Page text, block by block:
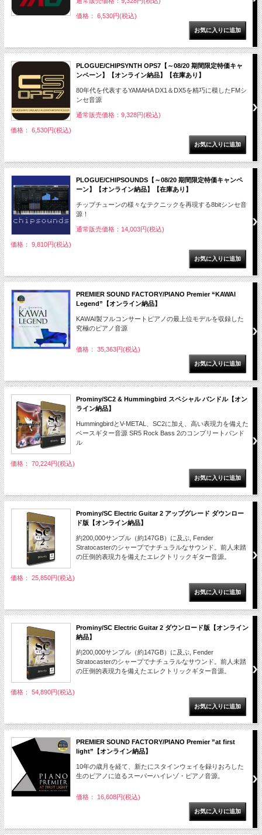
価格： 6,530円(税込)
PLOGUE/CHIPSYNTH OPS7【～08/20 期間限定特価キャ
ンペーン】【オンライン納品】【在庫あり】
80年代を代表するYAMAHA DX1＆DX5を精巧に模したFMシ
ンセ音源
通常販売価格：9,328円(税込)
価格： 6,530円(税込)
PLOGUE/CHIPSOUNDS【～08/20 期間限定特価キャンペ
ーン】【オンライン納品】【在庫あり】
チップチューンの様々なテクニックを再現する8bitシンセ音
源！
通常販売価格：14,003円(税込)
価格： 9,810円(税込)
PREMIER SOUND FACTORY/PIANO Premier “KAWAI
Legend”【オンライン納品】
KAWAI製フルコンサートピアノの最上位モデルを収録した
究極のピアノ音源
価格： 35,363円(税込)
Prominy/SC2 & Hummingbird スペシャル バンドル【オン
ライン納品】
HummingbirdとV-METAL、SC2に加え、高い表現力を備えた
ベースギター音源 SR5 Rock Bass 2のコンプリートバンド
ル
価格： 70,224円(税込)
Prominy/SC Electric Guitar 2 アップグレード ダウンロー
ド版【オンライン納品】
約200,000サンプル（約147GB）に及ぶ, Fender
Stratocasterのシャープでナチュラルなサウンド。前人未踏
の圧倒的表現力を備えたエレクトリックギター音源。
価格： 25,850円(税込)
Prominy/SC Electric Guitar 2 ダウンロード版【オンライン
納品】
約200,000サンプル（約147GB）に及ぶ, Fender
Stratocasterのシャープでナチュラルなサウンド。前人未踏
の圧倒的表現力を備えたエレクトリックギター音源。
価格： 54,890円(税込)
PREMIER SOUND FACTORY/PIANO Premier ”at first
light”【オンライン納品】
10年の歳月を経て、新たにスタインウェイを録りおろした
生のピアノに迫るスーパーハイレゾ・ピアノ音源。
価格： 16,608円(税込)